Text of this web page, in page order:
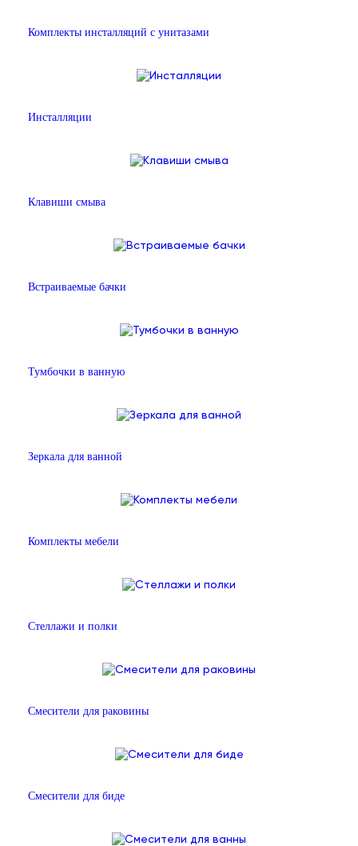
Комплекты инсталляций с унитазами
Инсталляции
Клавиши смыва
Встраиваемые бачки
Тумбочки в ванную
Зеркала для ванной
Комплекты мебели
Стеллажи и полки
Смесители для раковины
Смесители для биде